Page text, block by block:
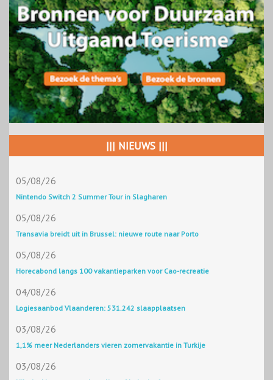
||| NIEUWS |||
05/08/26
Nintendo Switch 2 Summer Tour in Slagharen
05/08/26
Transavia breidt uit in Brussel: nieuwe route naar Porto
05/08/26
Horecabond langs 100 vakantieparken voor Cao-recreatie
04/08/26
Logiesaanbod Vlaanderen: 531.242 slaapplaatsen
03/08/26
1,1% meer Nederlanders vieren zomervakantie in Turkije
03/08/26